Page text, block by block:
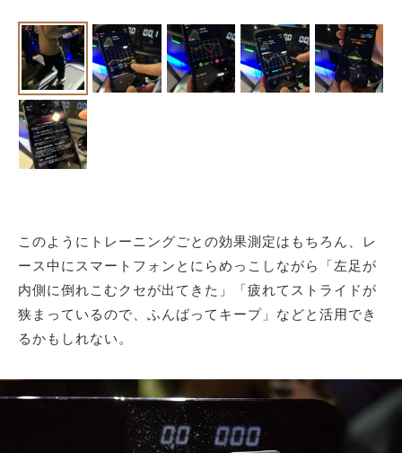
このようにトレーニングごとの効果測定はもちろん、レ
ース中にスマートフォンとにらめっこしながら「左足が
内側に倒れこむクセが出てきた」「疲れてストライドが
狭まっているので、ふんばってキープ」などと活用でき
るかもしれない。